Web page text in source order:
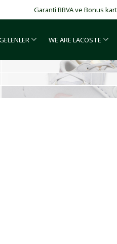
Garanti BBVA ve Bonus
WE ARE LACOSTE